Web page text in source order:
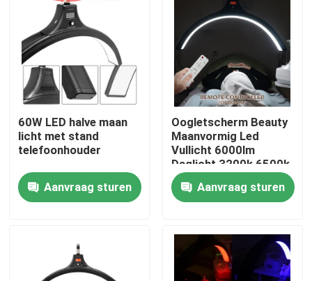
Thuis
Video's
60W LED halve maan
licht met stand
telefoonhouder
Aanvraag sturen
Oogletscherm Beauty
Maanvormig Led
Vullicht 6000lm
Daglicht 3200k 6500k
Aanvraag sturen